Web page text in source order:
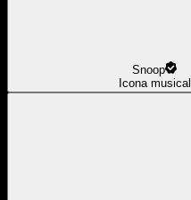
Snoop
Icona musical